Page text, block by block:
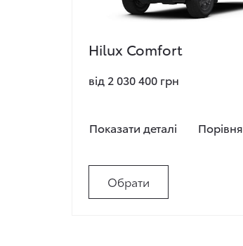
Hilux Comfort
від 2 030 400 грн
Показати деталi
Обрати